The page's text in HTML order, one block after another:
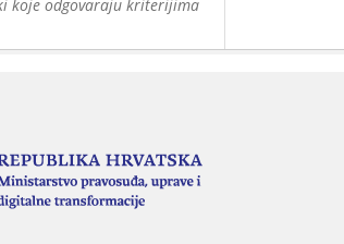
koje odgovaraju kriterijima